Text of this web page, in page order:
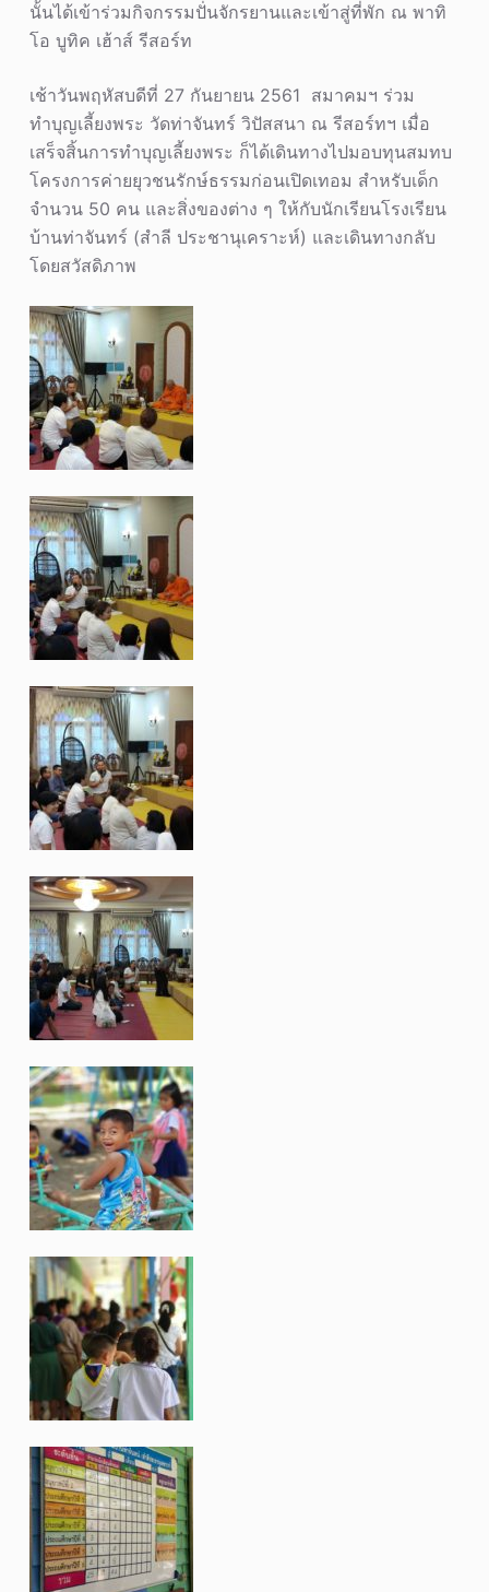
นั้นได้เข้าร่วมกิจกรรมปั่นจักรยานและเข้าสู่ที่พัก ณ พาทิ
โอ บูทิค เฮ้าส์ รีสอร์ท
เช้าวันพฤหัสบดีที่ 27 กันยายน 2561 สมาคมฯ ร่วม
ทำบุญเลี้ยงพระ วัดท่าจันทร์ วิปัสสนา ณ รีสอร์ทฯ เมื่อ
เสร็จสิ้นการทำบุญเลี้ยงพระ ก็ได้เดินทางไปมอบทุนสมทบ
โครงการค่ายยุวชนรักษ์ธรรมก่อนเปิดเทอม สำหรับเด็ก
จำนวน 50 คน และสิ่งของต่าง ๆ ให้กับนักเรียนโรงเรียน
บ้านท่าจันทร์ (สำลี ประชานุเคราะห์) และเดินทางกลับ
โดยสวัสดิภาพ